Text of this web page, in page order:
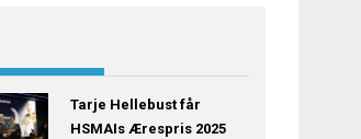
Tarje Hellebust får
HSMAIs Ærespris 2025